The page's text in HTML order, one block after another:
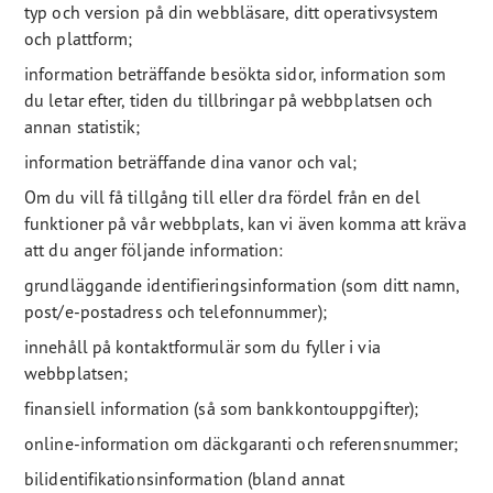
typ och version på din webbläsare, ditt operativsystem
och plattform;
information beträffande besökta sidor, information som
du letar efter, tiden du tillbringar på webbplatsen och
annan statistik;
information beträffande dina vanor och val;
Om du vill få tillgång till eller dra fördel från en del
funktioner på vår webbplats, kan vi även komma att kräva
att du anger följande information:
grundläggande identifieringsinformation (som ditt namn,
post/e-postadress och telefonnummer);
innehåll på kontaktformulär som du fyller i via
webbplatsen;
finansiell information (så som bankkontouppgifter);
online-information om däckgaranti och referensnummer;
bilidentifikationsinformation (bland annat